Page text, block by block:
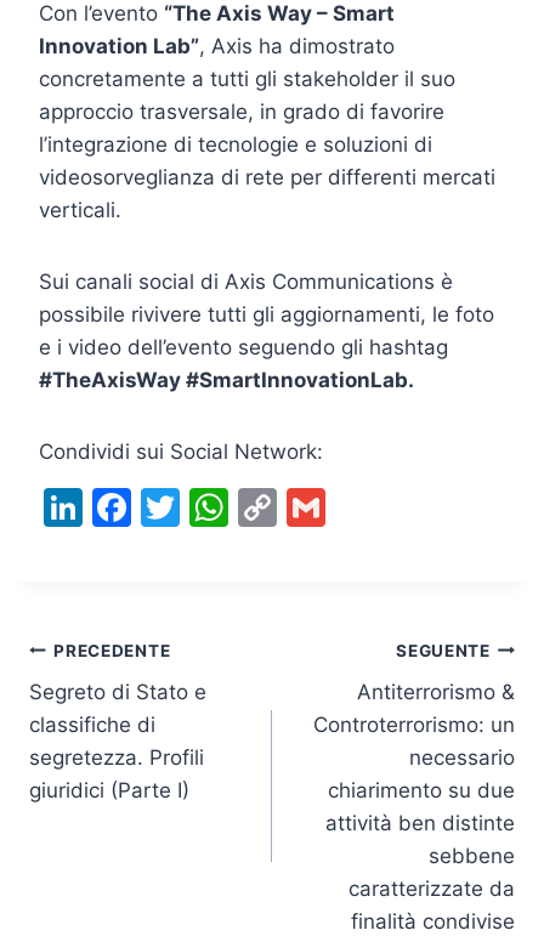
Con l’evento “The Axis Way – Smart
Innovation Lab”, Axis ha dimostrato
concretamente a tutti gli stakeholder il suo
approccio trasversale, in grado di favorire
l’integrazione di tecnologie e soluzioni di
videosorveglianza di rete per differenti mercati
verticali.
Sui canali social di Axis Communications è
possibile rivivere tutti gli aggiornamenti, le foto
e i video dell’evento seguendo gli hashtag
#TheAxisWay #SmartInnovationLab.
Condividi sui Social Network:
Li
dI
n
F
b
o
o
k
T
W C
Navigazione
articoli
PRECEDENTE
Segreto di Stato e
classifiche di
segretezza. Profili
giuridici (Parte I)
SEGUENTE
Antiterrorismo &
Controterrorismo: un
necessario
chiarimento su due
attività ben distinte
sebbene
caratterizzate da
finalità condivise